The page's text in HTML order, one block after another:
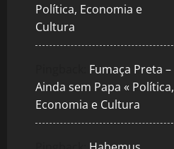
Política, Economia e
Cultura
Fumaça Preta –
Ainda sem Papa « Política,
Economia e Cultura